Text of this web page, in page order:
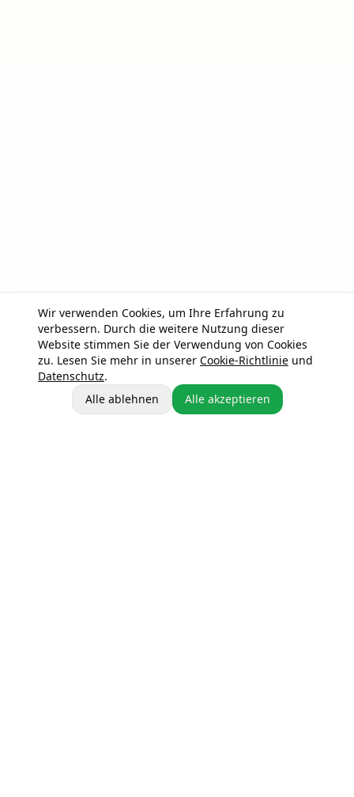
Wir verwenden Cookies, um Ihre Erfahrung zu
verbessern. Durch die weitere Nutzung dieser
Website stimmen Sie der Verwendung von Cookies
zu. Lesen Sie mehr in unserer Cookie-Richtlinie und
Datenschutz.
Alle ablehnen
Alle akzeptieren